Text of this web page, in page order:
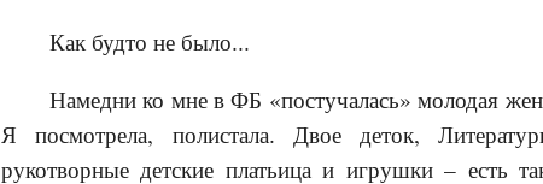
Как будто не было...
Намедни ко мне в ФБ «постучалась» молодая
Я посмотрела, полистала. Двое деток,
рукотворные детские платьица и игрушки – есть